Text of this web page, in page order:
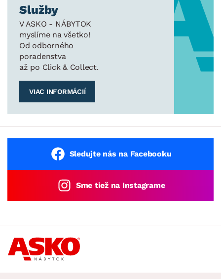
Služby
V ASKO - NÁBYTOK
myslíme na všetko!
Od odborného
poradenstva
až po Click & Collect.
VIAC INFORMÁCIÍ
Sledujte nás na Facebooku
Sme tiež na Instagrame